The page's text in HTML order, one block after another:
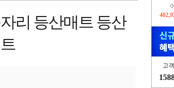
오
고
리 등산매트 등산